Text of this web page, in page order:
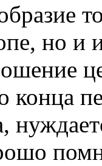
но и
конца